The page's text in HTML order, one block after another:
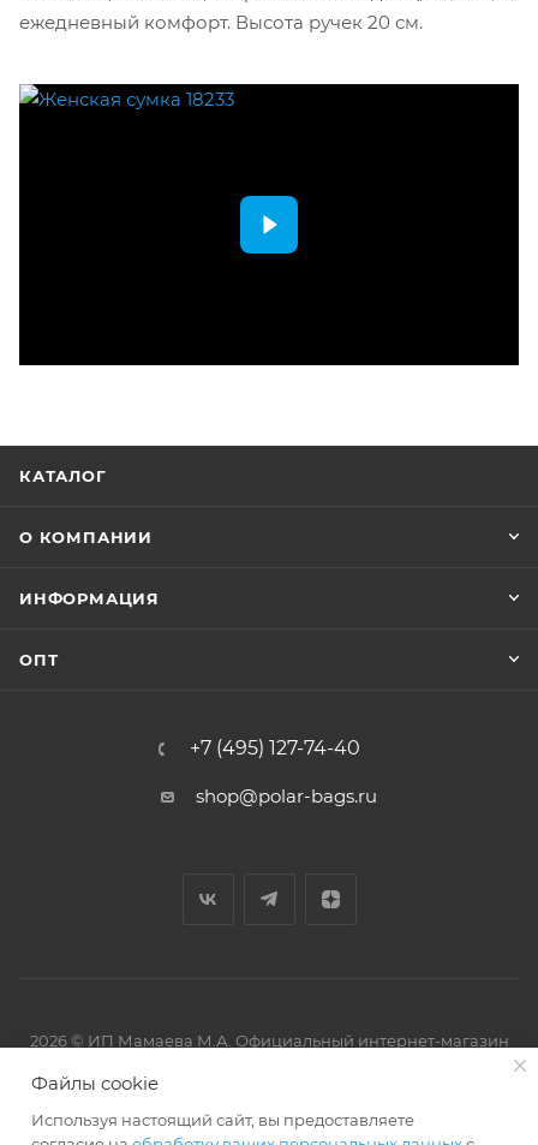
ежедневный комфорт. Высота ручек 20 см.
КАТАЛОГ
О КОМПАНИИ
ИНФОРМАЦИЯ
ОПТ
+7 (495) 127-74-40
shop@polar-bags.ru
2026 © ИП Мамаева М.А. Официальный интернет-магазин
Файлы cookie
Используя настоящий сайт, вы предоставляете